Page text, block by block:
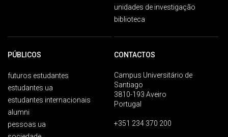
unidades de investigação
biblioteca
PÚBLICOS
futuros estudantes
estudantes ua
estudantes internacionais
alumni
pessoas ua
CONTACTOS
Campus Universitário de
Santiago
3810-193 Aveiro
Portugal
+351 234 370 200